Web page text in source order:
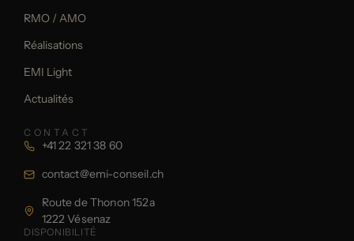
RMO / AMO
Réalisations
EMI Light
Actualités
CONTACT
+41 22 321 38 60
contact@emi-conseil.ch
Route de Thonon 152a
1222 Vésenaz
DISPONIBILITÉ